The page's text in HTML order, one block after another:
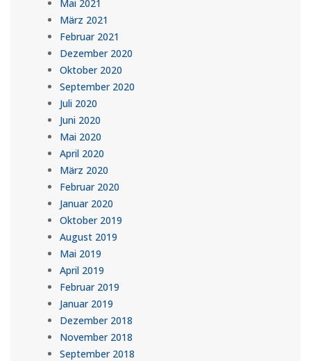
Mai 2021
März 2021
Februar 2021
Dezember 2020
Oktober 2020
September 2020
Juli 2020
Juni 2020
Mai 2020
April 2020
März 2020
Februar 2020
Januar 2020
Oktober 2019
August 2019
Mai 2019
April 2019
Februar 2019
Januar 2019
Dezember 2018
November 2018
September 2018